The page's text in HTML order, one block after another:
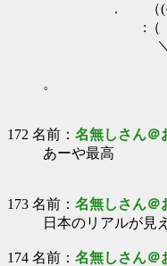
. （(●),:）|.
:（； 8@
＼:(●）: ＼
ヽu ヽ::::
。 UuU
172 名前： 名無しさん＠
あーや最高
173 名前： 名無しさん＠
日本のリアルが見
174 名前： 名無しさん＠